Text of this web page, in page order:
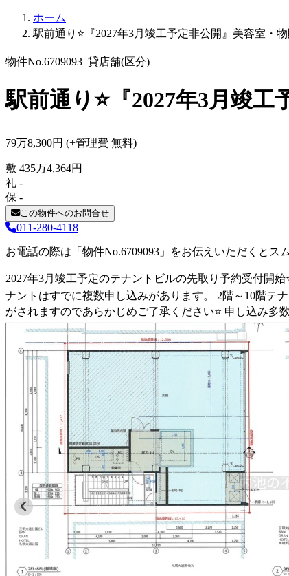
ホーム
駅前通り⭐『2027年3月竣工予定非公開』美容室・物
物件No.6709093 貸店舗(区分)
駅前通り⭐『2027年3月竣工
79万8,300円 (+管理費 無料)
敷 435万4,364円
礼 -
保 -
この物件へのお問合せ
011-280-4118
お電話の際は「物件No.6709093」をお伝えいただくとス
2027年3月竣工予定のテナントビルの先取り予約受付開
ナントはすでに複数申し込みがあります。 2階～10階テ
がされますのであらかじめご了承ください⭐ 申し込み